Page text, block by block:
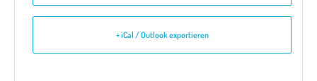
+ iCal / Outlook exportieren